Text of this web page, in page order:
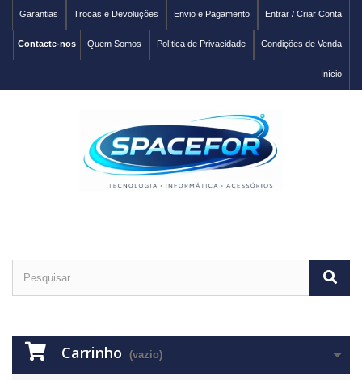
Entrar / Criar Conta
Envio e Pagamento
Trocas e Devoluções
Garantias
Condições de Venda
Política de Privacidade
Quem Somos
Contacte-nos
Início
Carrinho (vazio)